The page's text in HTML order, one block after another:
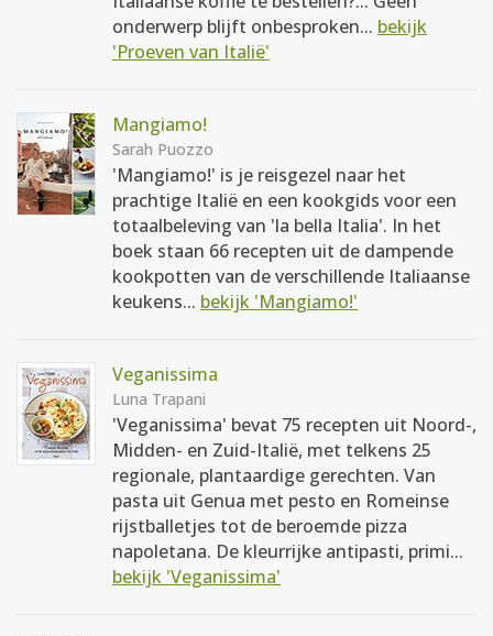
onderwerp blijft onbesproken... bekijk
'Proeven van Italië'
Mangiamo!
Sarah Puozzo
'Mangiamo!' is je reisgezel naar het
prachtige Italië en een kookgids voor een
totaalbeleving van 'la bella Italia'. In het
boek staan 66 recepten uit de dampende
kookpotten van de verschillende Italiaanse
keukens... bekijk 'Mangiamo!'
Veganissima
Luna Trapani
'Veganissima' bevat 75 recepten uit Noord-,
Midden- en Zuid-Italië, met telkens 25
regionale, plantaardige gerechten. Van
pasta uit Genua met pesto en Romeinse
rijstballetjes tot de beroemde pizza
napoletana. De kleurrijke antipasti, primi...
bekijk 'Veganissima'